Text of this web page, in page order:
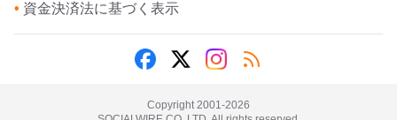
• 資金決済法に基づく表示
Copyright 2001-2026